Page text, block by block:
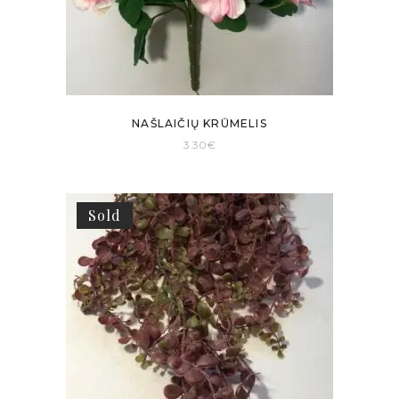
NAŠLAIČIŲ KRŪMELIS
3.30€
Sold